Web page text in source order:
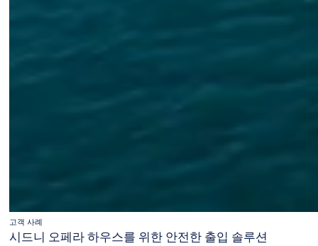
고객 사례
시드니 오페라 하우스를 위한 안전한 출입 솔루션